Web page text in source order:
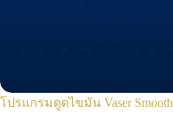
โปรแกรมดูดไขมัน Vaser Smooth